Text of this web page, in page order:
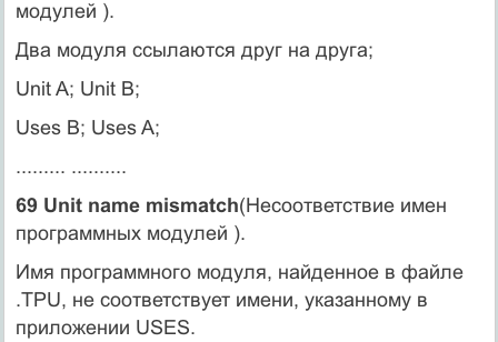
модулей ).
Два модуля ссылаются друг на друга;
Unit A; Unit B;
Uses B; Uses A;
......... ..........
69 Unit name mismatch(Несоответствие имен
программных модулей ).
Имя программного модуля, найденное в файле
.TPU, не соответствует имени, указанному в
приложении USES.